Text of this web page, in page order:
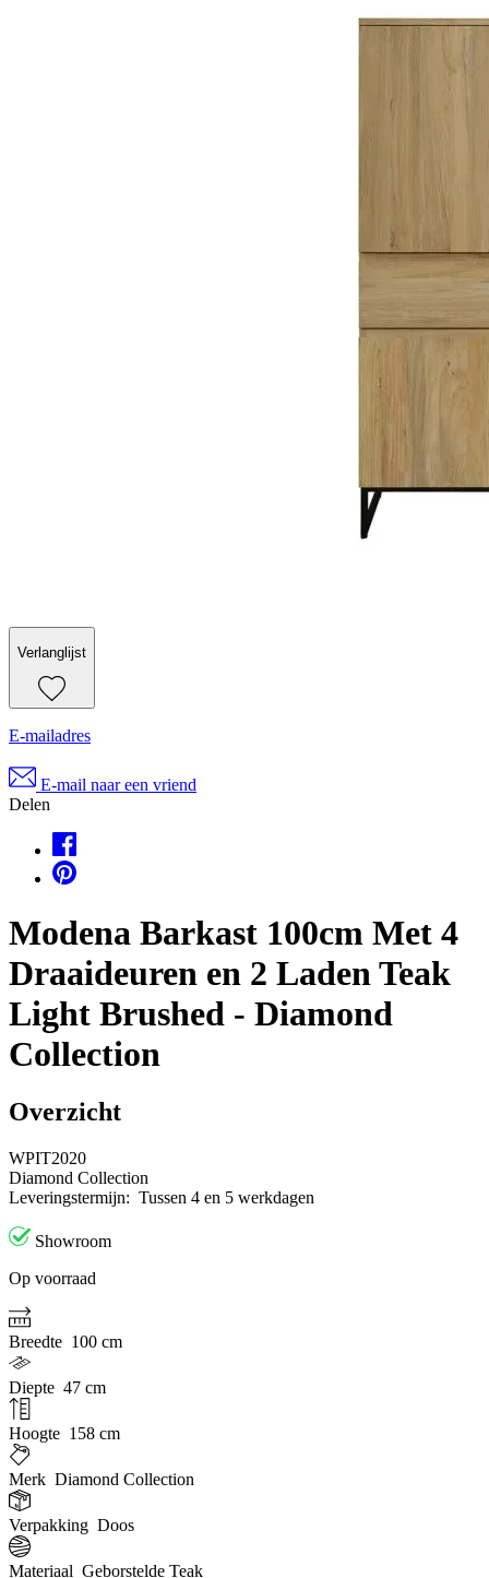
Verlanglijst
E-mailadres
E-mail naar een vriend
Delen
Modena Barkast 100cm Met 4
Draaideuren en 2 Laden Teak
Light Brushed - Diamond
Collection
Overzicht
WPIT2020
Diamond Collection
Leveringstermijn: Tussen 4 en 5 werkdagen
Showroom
Op voorraad
Breedte 100 cm
Diepte 47 cm
Hoogte 158 cm
Merk Diamond Collection
Verpakking Doos
Materiaal Geborstelde Teak